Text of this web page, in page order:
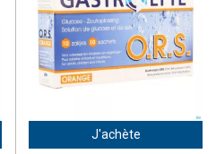
J'achète